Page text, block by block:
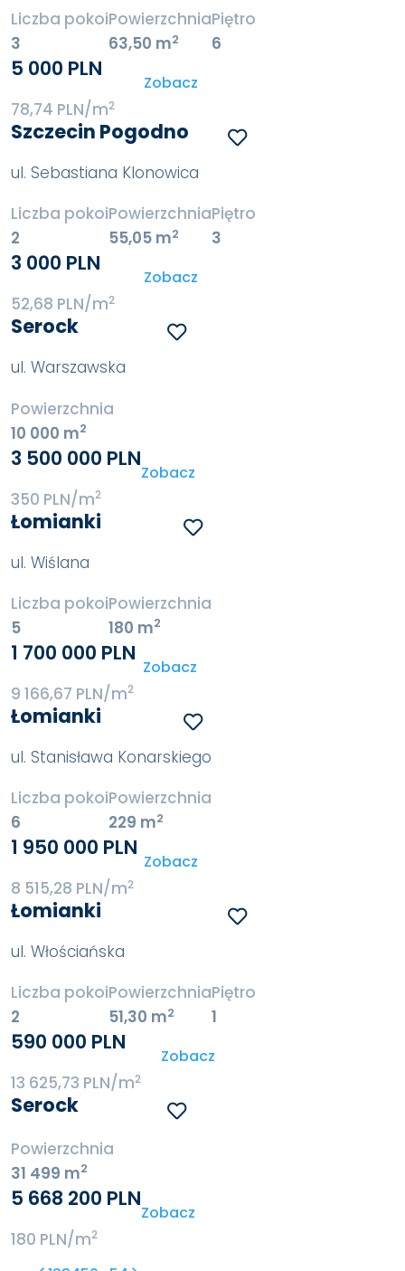
Liczba pokoi
3
Powierzchnia
63,50 m2
Piętro
6
5 000 PLN
78,74 PLN/m2
Zobacz
Szczecin Pogodno
ul. Sebastiana Klonowica
Liczba pokoi
2
Powierzchnia
55,05 m2
Piętro
3
3 000 PLN
52,68 PLN/m2
Zobacz
Serock
ul. Warszawska
Powierzchnia
10 000 m2
3 500 000 PLN
350 PLN/m2
Zobacz
Łomianki
ul. Wiślana
Liczba pokoi
5
Powierzchnia
180 m2
1 700 000 PLN
9 166,67 PLN/m2
Zobacz
Łomianki
ul. Stanisława Konarskiego
Liczba pokoi
6
Powierzchnia
229 m2
1 950 000 PLN
8 515,28 PLN/m2
Zobacz
Łomianki
ul. Włościańska
Liczba pokoi
2
Powierzchnia
51,30 m2
Piętro
1
590 000 PLN
13 625,73 PLN/m2
Zobacz
Serock
Powierzchnia
31 499 m2
5 668 200 PLN
180 PLN/m2
Zobacz